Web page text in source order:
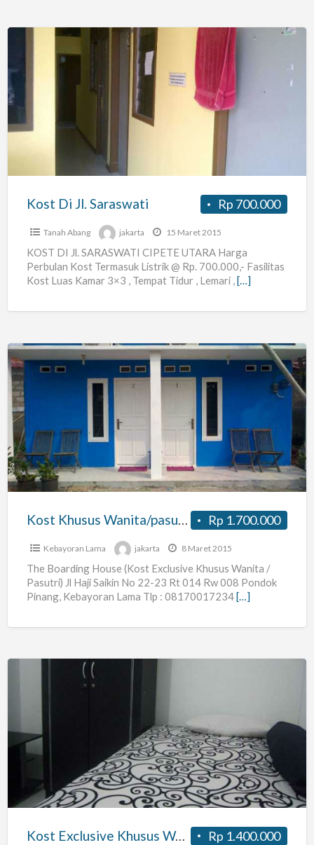
Jl.
Rp 700.000
Kost Di Jl. Saraswati
Tanah Abang jakarta 15 Maret 2015
KOST DI Jl. SARASWATI CIPETE UTARA Harga
Perbulan Kost Termasuk Listrik @ Rp. 700.000,- Fasilitas
Kost Luas Kamar 3×3 , Tempat Tidur , Lemari , […]
Kost
Khusus
Wanita/pasutri
Lovina
Rooms
Rp 1.700.000
Kost Khusus Wanita/pasutri Lovina Rooms
Kebayoran Lama jakarta 8 Maret 2015
The Boarding House (Kost Exclusive Khusus Wanita /
Pasutri) Jl Haji Saikin No 22-23 Rt 014 Rw 008 Pondok
Pinang, Kebayoran Lama Tlp : 08170017234[…]
Khusus
Wanita
Pasutri
Rp 1.400.000
Kost Exclusive Khusus Wanita / Pasutri